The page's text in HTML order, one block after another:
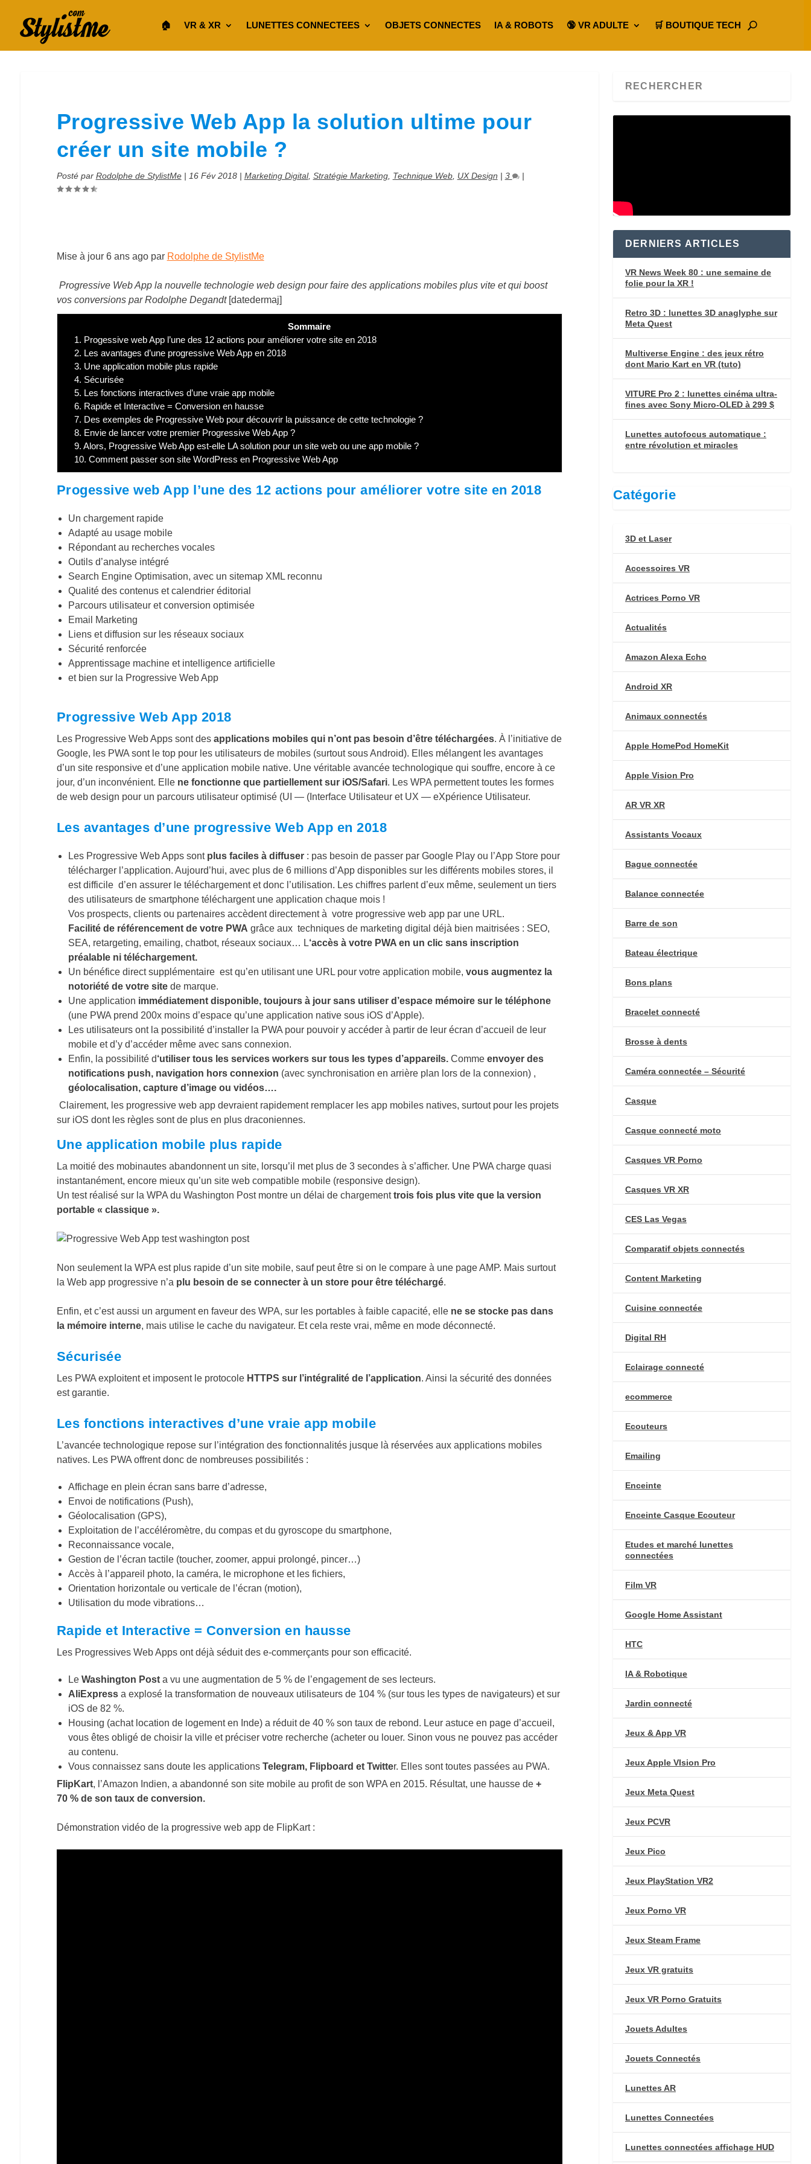
🏠︎ VR & XR LUNETTES CONNECTEES OBJETS CONNECTES IA & ROBOTS 🔞 VR ADULTE 🛒 BOUTIQUE TECH
Progressive Web App la solution ultime pour
créer un site mobile ?
Posté par Rodolphe de StylistMe| 16 Fév 2018| Marketing Digital, Stratégie Marketing, Technique Web, UX Design | 3 |
Mise à jour 6 ans agopar Rodolphe de StylistMe
Progressive Web App la nouvelle technologie web design pour faire des applications mobiles plus vite et qui boost
vos conversions par Rodolphe Degandt [datedermaj]
Sommaire
1. Progessive web App l’une des 12 actions pour améliorer votre site en 2018
2. Les avantages d’une progressive Web App en 2018
3. Une application mobile plus rapide
4. Sécurisée
5. Les fonctions interactives d’une vraie app mobile
6. Rapide et Interactive = Conversion en hausse
7. Des exemples de Progressive Web pour découvrir la puissance de cette technologie ?
8. Envie de lancer votre premier Progressive Web App ?
9. Alors, Progressive Web App est-elle LA solution pour un site web ou une app mobile ?
10. Comment passer son site WordPress en Progressive Web App
Progessive web App l’une des 12 actions pour améliorer votre site en 2018
Un chargement rapide
Adapté au usage mobile
Répondant au recherches vocales
Outils d’analyse intégré
Search Engine Optimisation, avec un sitemap XML reconnu
Qualité des contenus et calendrier éditorial
Parcours utilisateur et conversion optimisée
Email Marketing
Liens et diffusion sur les réseaux sociaux
Sécurité renforcée
Apprentissage machine et intelligence artificielle
et bien sur la Progressive Web App
Progressive Web App 2018
Les Progressive Web Apps sont des applications mobiles qui n’ont pas besoin d’être téléchargées. À l’initiative de
Google, les PWA sont le top pour les utilisateurs de mobiles (surtout sous Android). Elles mélangent les avantages
d’un site responsive et d’une application mobile native. Une véritable avancée technologique qui souffre, encore à ce
jour, d’un inconvénient. Elle ne fonctionne que partiellement sur iOS/Safari. Les WPA permettent toutes les formes
de web design pour un parcours utilisateur optimisé (UI — (Interface Utilisateur et UX — eXpérience Utilisateur.
Les avantages d’une progressive Web App en 2018
Les Progressive Web Apps sontplus faciles à diffuser: pas besoin de passer par Google Play ou l’App Store pour
télécharger l’application. Aujourd’hui, avec plus de 6 millions d’App disponibles sur les différents mobiles stores, il
est difficile d’en assurer le téléchargement et donc l’utilisation. Les chiffres parlent d’eux même, seulement un tiers
des utilisateurs de smartphone téléchargent une application chaque mois !
Vos prospects, clients ou partenaires accèdent directement à votre progressive web app par une URL.
Facilité de référencement de votre PWA grâce aux techniques de marketing digital déjà bien maitrisées : SEO,
SEA, retargeting, emailing, chatbot, réseaux sociaux… L‘accès à votre PWA en un clic sans inscription
préalable ni téléchargement.
Un bénéfice direct supplémentaire est qu’en utilisant une URL pour votre application mobile, vous augmentez la
notoriété de votre sitede marque.
Une application immédiatement disponible, toujours à jour sans utiliser d’espace mémoire sur le téléphone
(une PWA prend 200x moins d’espace qu’une application native sous iOS d’Apple).
Les utilisateurs ont la possibilité d’installer la PWA pour pouvoir y accéder à partir de leur écran d’accueil de leur
mobile et d’y d’accéder même avec sans connexion.
Enfin, la possibilité d‘utiliser tous les services workers sur tous les types d’appareils. Commeenvoyer des
notifications push, navigation hors connexion (avec synchronisation en arrière plan lors de la connexion) ,
géolocalisation, capture d’image ou vidéos….
Clairement, les progressive web app devraient rapidement remplacer les app mobiles natives, surtout pour les projets
sur iOS dont les règles sont de plus en plus draconiennes.
Une application mobile plus rapide
La moitié des mobinautes abandonnent un site, lorsqu’il met plus de 3 secondes à s’afficher. Une PWA charge quasi
instantanément, encore mieux qu’un site web compatible mobile (responsive design).
Un test réalisé sur la WPA du Washington Post montre un délai de chargementtrois fois plus vite que la version
portable « classique ».
Non seulement la WPA est plus rapide d’un site mobile, sauf peut être si on le compare à une page AMP. Mais surtout
la Web app progressive n’a plu besoin de se connecter à un store pour être téléchargé.
Enfin, et c’est aussi un argument en faveur des WPA, sur les portables à faible capacité, elle ne se stocke pas dans
la mémoire interne, mais utilise le cache du navigateur. Et cela reste vrai, même en mode déconnecté.
Sécurisée
Les PWA exploitent et imposent le protocole HTTPS sur l’intégralité de l’application. Ainsi la sécurité des données
est garantie.
Les fonctions interactives d’une vraie app mobile
L’avancée technologique repose sur l’intégration des fonctionnalités jusque là réservées aux applications mobiles
natives. Les PWA offrent donc de nombreuses possibilités :
Affichage en plein écran sans barre d’adresse,
Envoi de notifications (Push),
Géolocalisation (GPS),
Exploitation de l’accéléromètre, du compas et du gyroscope du smartphone,
Reconnaissance vocale,
Gestion de l’écran tactile (toucher, zoomer, appui prolongé, pincer…)
Accès à l’appareil photo, la caméra, le microphone et les fichiers,
Orientation horizontale ou verticale de l’écran (motion),
Utilisation du mode vibrations…
Rapide et Interactive = Conversion en hausse
Les Progressives Web Apps ont déjà séduit des e-commerçants pour son efficacité.
Le Washington Posta vu une augmentation de 5 % de l’engagement de ses lecteurs.
AliExpressa explosé la transformation de nouveaux utilisateurs de 104 % (sur tous les types de navigateurs) et sur
iOS de 82 %.
Housing (achat location de logement en Inde) a réduit de 40 % son taux de rebond. Leur astuce en page d’accueil,
vous êtes obligé de choisir la ville et préciser votre recherche (acheter ou louer. Sinon vous ne pouvez pas accéder
au contenu.
Vous connaissez sans doute les applications Telegram, Flipboard et Twitter. Elles sont toutes passées au PWA.
FlipKart, l’Amazon Indien, a abandonné son site mobile au profit de son WPA en 2015. Résultat, une hausse de+
70 % de son taux de conversion.
Démonstration vidéo de la progressive web app de FlipKart :
DERNIERS ARTICLES
VR News Week 80 : une semaine de
folie pour la XR !
Retro 3D : lunettes 3D anaglyphe sur
Meta Quest
Multiverse Engine : des jeux rétro
dont Mario Kart en VR (tuto)
VITURE Pro 2 : lunettes cinéma ultra-
fines avec Sony Micro-OLED à 299 $
Lunettes autofocus automatique :
entre révolution et miracles
Catégorie
3D et Laser
Accessoires VR
Actrices Porno VR
Actualités
Amazon Alexa Echo
Android XR
Animaux connectés
Apple HomePod HomeKit
Apple Vision Pro
AR VR XR
Assistants Vocaux
Bague connectée
Balance connectée
Barre de son
Bateau électrique
Bons plans
Bracelet connecté
Brosse à dents
Caméra connectée – Sécurité
Casque
Casque connecté moto
Casques VR Porno
Casques VR XR
CES Las Vegas
Comparatif objets connectés
Content Marketing
Cuisine connectée
Digital RH
Eclairage connecté
ecommerce
Ecouteurs
Emailing
Enceinte
Enceinte Casque Ecouteur
Etudes et marché lunettes
connectées
Film VR
Google Home Assistant
HTC
IA & Robotique
Jardin connecté
Jeux & App VR
Jeux Apple VIsion Pro
Jeux Meta Quest
Jeux PCVR
Jeux Pico
Jeux PlayStation VR2
Jeux Porno VR
Jeux Steam Frame
Jeux VR gratuits
Jeux VR Porno Gratuits
Jouets Adultes
Jouets Connectés
Lunettes AR
Lunettes Connectées
Lunettes connectées affichage HUD